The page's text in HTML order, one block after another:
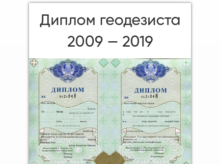
Диплом геодезиста
2009 — 2019